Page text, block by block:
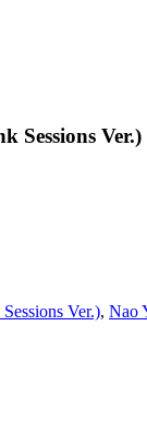
Sessions Ver.)
Ver.), Nao